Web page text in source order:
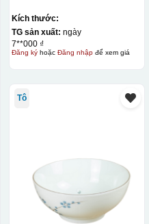
Kích thước:
TG sản xuất: ngày
7**000 ₫
Đăng kýhoặc Đăng nhậpđể xem giá
Tô